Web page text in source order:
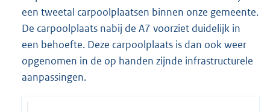
een tweetal carpoolplaatsen binnen onze gemeente.
De carpoolplaats nabij de A7 voorziet duidelijk in
een behoefte. Deze carpoolplaats is dan ook weer
opgenomen in de op handen zijnde infrastructurele
aanpassingen.